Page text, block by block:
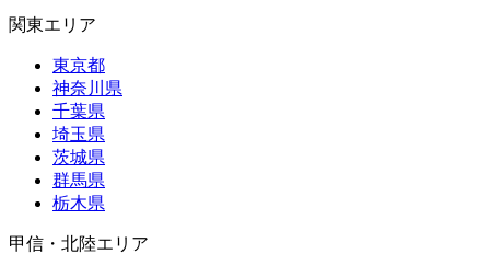
関東エリア
東京都
神奈川県
千葉県
埼玉県
茨城県
群馬県
栃木県
甲信・北陸エリア